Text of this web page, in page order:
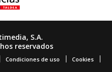
S.A.
reservados
Condiciones de uso Cookies